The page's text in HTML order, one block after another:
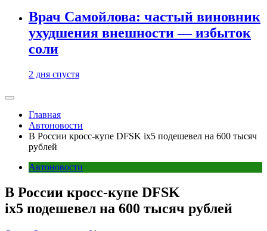
Врач Самойлова: частый виновник
ухудшения внешности — избыток
соли
2 дня спустя
Главная
Автоновости
В России кросс-купе DFSK ix5 подешевел на 600 тысяч
рублей
Автоновости
В России кросс-купе DFSK
ix5 подешевел на 600 тысяч рублей